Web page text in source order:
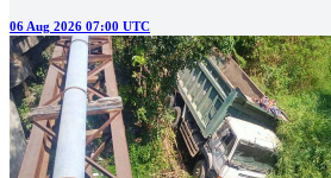
06 Aug 2026 07:00 UTC